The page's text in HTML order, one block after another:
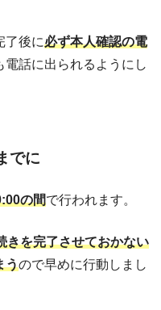
了後に必ず本人確認の電
電話に出られるようにし
でに
の間で行われます。
きを完了させておかない
うので早めに行動しまし